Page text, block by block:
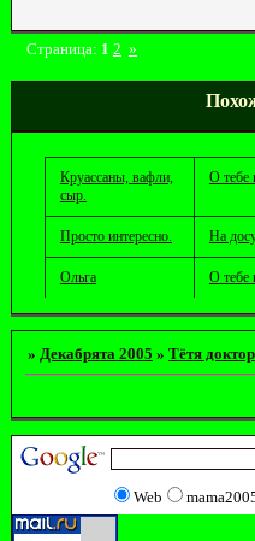
Страница: 1 2 »
Круассаны, вафли,
сыр.
О тебе
Просто интересно. На
Ольга О тебе
» Декабрята 2005 » Тётя доктор
Web